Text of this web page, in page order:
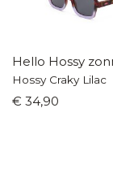
Hello Hossy
Hossy Craky Lilac
€ 34,90